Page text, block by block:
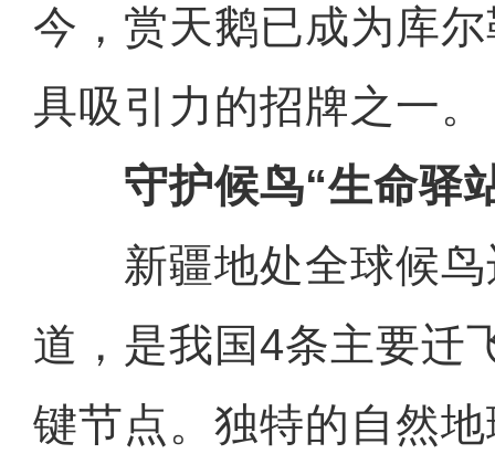
今，赏天鹅已成为库
具吸引力的招牌之一。
守护候鸟“生命驿
新疆地处全球候鸟
道，是我国4条主要迁
键节点。独特的自然